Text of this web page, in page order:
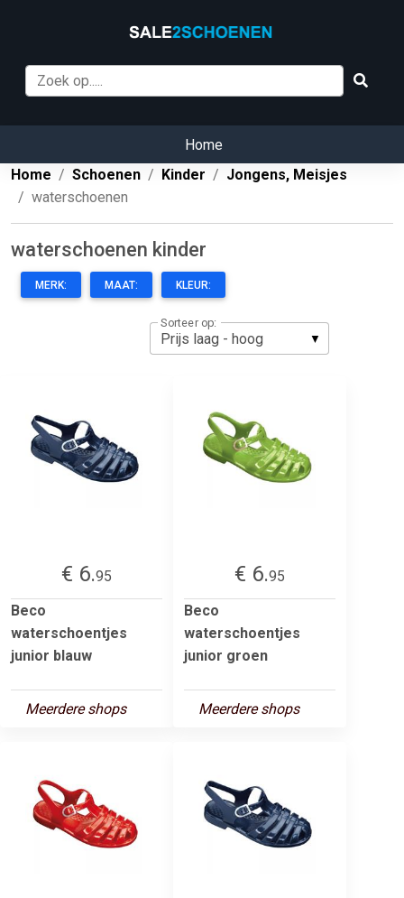
Home
Home
Schoenen Kinder
Jongens, Meisjes
waterschoenen
waterschoenen kinder
MERK: MAAT: KLEUR:
Sorteer op:
€ 6.95
Beco
waterschoentjes
junior blauw
Meerdere shops
€ 6.95
Beco
waterschoentjes
junior groen
Meerdere shops